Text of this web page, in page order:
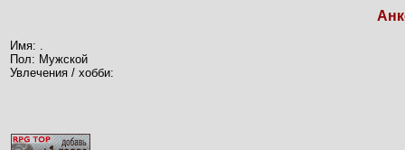
Имя: .
Пол: Мужской
Увлечения / хобби: